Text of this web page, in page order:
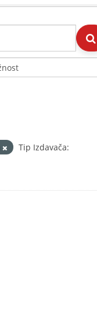
Tip Izdavača: